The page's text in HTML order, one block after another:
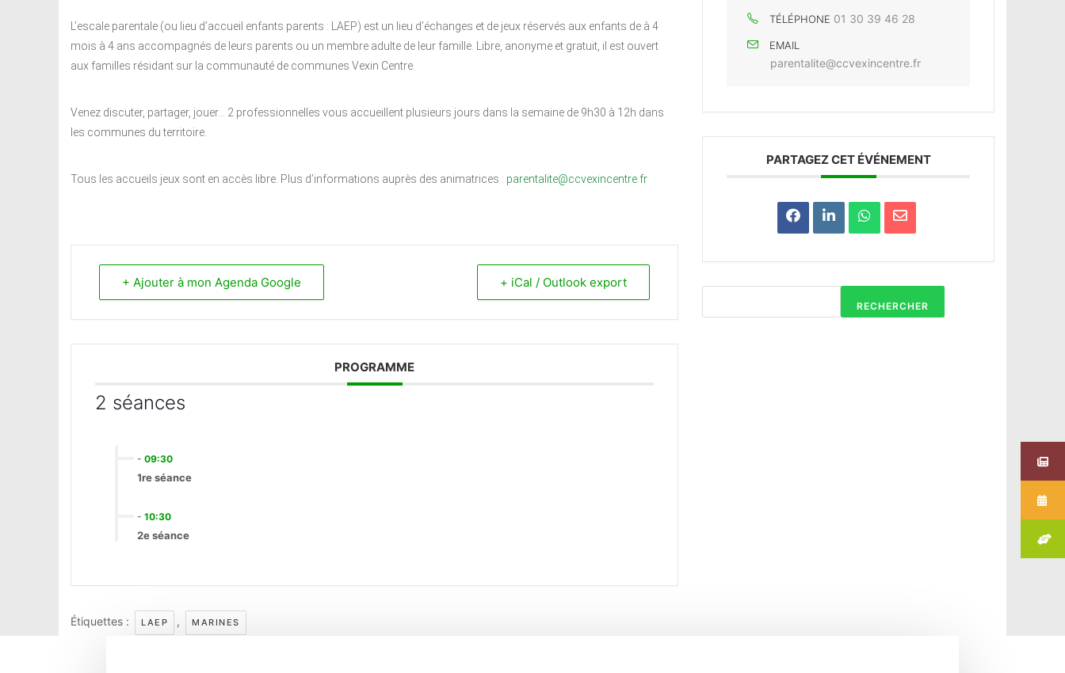
L’escale parentale (ou lieu d’accueil enfants parents : LAEP) est un lieu d’échanges et de jeux réservés aux enfants de à 4
mois à 4 ans accompagnés de leurs parents ou un membre adulte de leur famille. Libre, anonyme et gratuit, il est ouvert
aux familles résidant sur la communauté de communes Vexin Centre.
Venez discuter, partager, jouer… 2 professionnelles vous accueillent plusieurs jours dans la semaine de 9h30 à 12h dans
les communes du territoire.
Tous les accueils jeux sont en accès libre. Plus d’informations auprès des animatrices : parentalite@ccvexincentre.fr
+ Ajouter à mon Agenda Google + iCal / Outlook export
PROGRAMME
2 séances
- 09:30
1re séance
- 10:30
2e séance
Étiquettes : LAEP , MARINES
TÉLÉPHONE 01 30 39 46 28
EMAIL
parentalite@ccvexincentre.fr
PARTAGEZ CET ÉVÉNEMENT
RECHERCHER